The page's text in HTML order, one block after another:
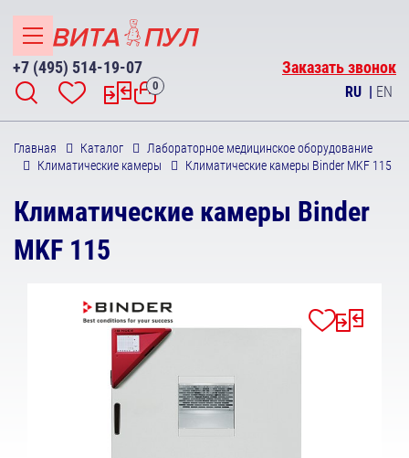
+7 (495) 514-19-07 Заказать звонок
0 RU | EN
Главная Каталог
Лабораторное медицинское оборудование
Климатические камеры
Климатические камеры Binder MKF 115
Климатические камеры Binder
MKF 115